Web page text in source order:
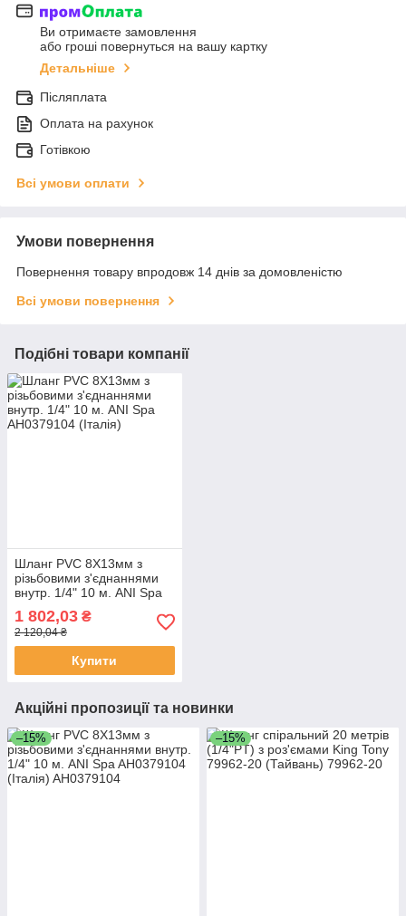
Ви отримаєте замовлення
або гроші повернуться на вашу картку
Детальніше
Післяплата
Оплата на рахунок
Готівкою
Всі умови оплати
Умови повернення
Повернення товару впродовж 14 днів за домовленістю
Всі умови повернення
Подібні товари компанії
Шланг PVC 8Х13мм з
різьбовими з'єднаннями
внутр. 1/4" 10 м. ANI Spa
1 802,03 ₴
2 120,04 ₴
Купити
Акційні пропозиції та новинки
–15% –15%